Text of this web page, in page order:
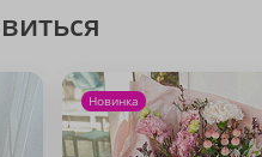
Новинка